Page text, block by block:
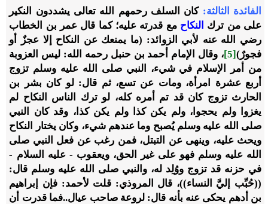
الفائدة الثالثة: كان السلف رحمهم الله تعالى يشددون النكير
على من ترك النكاح مع قدرته عليه؛ كما قال عمر بن الخطاب
رضي الله عنه لأبي الزوائد: (ما يمنعك عن النكاح إلا عجزٌ أو
فجورٌ)[5]
، وقال الإمام أحمد بن حنبل رحمه الله: ليس العزوبة
من أمر الإسلام في شيء، النبي صلى الله عليه وسلم تزوج
أربع عشرة امرأة، ومات عن تسع، ثم قال: لو كان بشر بن
الحارث تزوج كان قد تم أمره كله، لو ترك الناس النكاح لم
يغزوا ولم يحجوا، ولم يكن كذا ولم يكن كذا، وقد كان النبي
صلى الله عليه وسلم يُصبح وما عندهم شيء، وكان يختار النكاح
ويحث عليه، وينهى عن التبتل، فمن رغب عن فعل النبي صلى
الله عليه وسلم فهو على غير الحق، ويعقوب - عليه السلام -
في حزنه قد تزوج ووُلِد له، والنبي صلى الله عليه وسلم قال:
((حُبِّب إليَّ النساء))، قال المروذي: قلت لأحمد: فإن إبراهيم
بن أدهم يحكى عنه بأنه قال: لروعة صاحب عيال..فما قدرت أن